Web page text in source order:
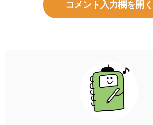
コメント入力欄を開く